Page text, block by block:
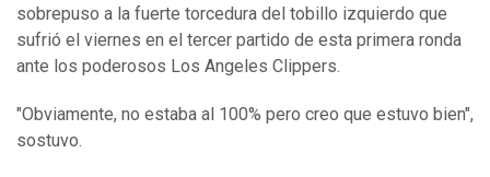
sobrepuso a la fuerte torcedura del tobillo izquierdo que
sufrió el viernes en el tercer partido de esta primera ronda
ante los poderosos Los Angeles Clippers.
"Obviamente, no estaba al 100% pero creo que estuvo bien",
sostuvo.